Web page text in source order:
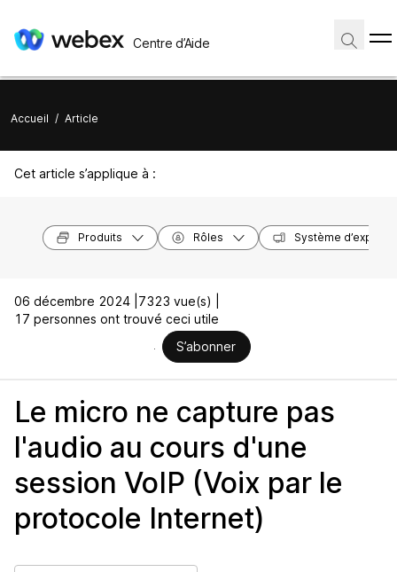
Centre d’Aide
Accueil / Article
Cet article s’applique à :
Produits Rôles Système
06 décembre 2024 | 7323 vue(s) |
17 personnes ont trouvé ceci utile
S’abonner
Le micro ne capture pas
l'audio au cours d'une
session VoIP (Voix par le
protocole Internet)